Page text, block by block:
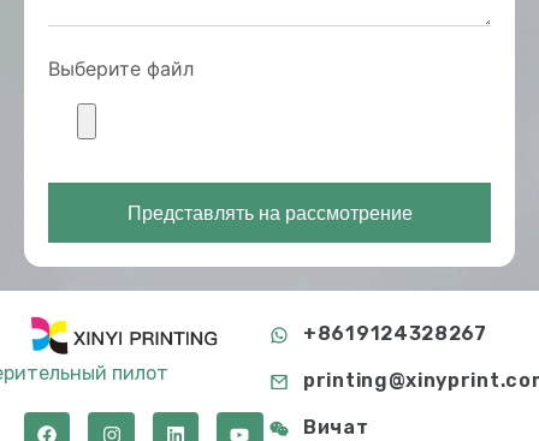
Выберите файл
Представлять на рассмотрение
пилот
+8619124328267
Вичат